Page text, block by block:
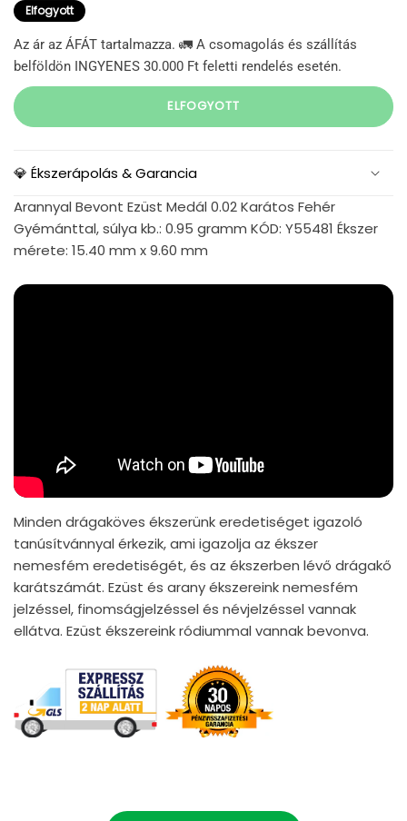
Elfogyott
Az ár az ÁFÁT tartalmazza. 🚛 A csomagolás és szállítás
belföldön INGYENES 30.000 Ft feletti rendelés esetén.
ELFOGYOTT
💎 Ékszerápolás & Garancia
Arannyal Bevont Ezüst Medál 0.02 Karátos Fehér
Gyémánttal, súlya kb.: 0.95 gramm KÓD: Y55481 Ékszer
mérete: 15.40 mm x 9.60 mm
Minden drágaköves ékszerünk eredetiséget igazoló
tanúsítvánnyal érkezik, ami igazolja az ékszer
nemesfém eredetiségét, és az ékszerben lévő drágakő
karátszámát. Ezüst és arany ékszereink nemesfém
jelzéssel, finomságjelzéssel és névjelzéssel vannak
ellátva. Ezüst ékszereink ródiummal vannak bevonva.